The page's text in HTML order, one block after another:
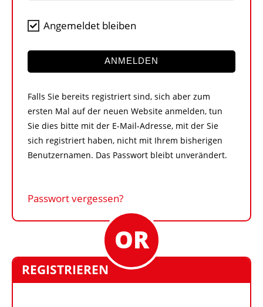
KONTAKT
Angemeldet bleiben
ANMELDEN
Falls Sie bereits registriert sind, sich aber zum
ersten Mal auf der neuen Website anmelden, tun
Sie dies bitte mit der E-Mail-Adresse, mit der Sie
sich registriert haben, nicht mit Ihrem bisherigen
Benutzernamen. Das Passwort bleibt unverändert.
Passwort vergessen?
REGISTRIEREN